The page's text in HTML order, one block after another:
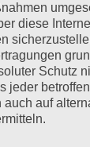
diese
Schutz
jeder
auf